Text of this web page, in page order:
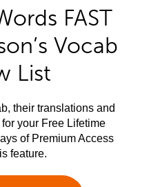
FAST
Vocab
List
their translations and
your Free Lifetime
of Premium Access
feature.